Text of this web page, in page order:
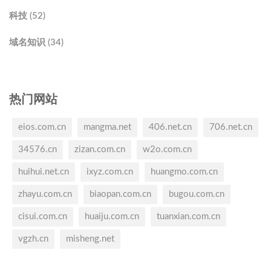
科技 (52)
域名知识 (34)
热门网站
eios.com.cn mangma.net 406.net.cn 706.net.cn
34576.cn zizan.com.cn w2o.com.cn
huihui.net.cn ixyz.com.cn huangmo.com.cn
zhayu.com.cn biaopan.com.cn bugou.com.cn
cisui.com.cn huaiju.com.cn tuanxian.com.cn
vgzh.cn misheng.net